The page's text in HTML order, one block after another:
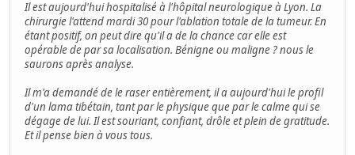
Il est aujourd'hui hospitalisé à l'hôpital neurologique à Lyon. La
chirurgie l'attend mardi 30 pour l'ablation totale de la tumeur. En
étant positif, on peut dire qu'il a de la chance car elle est
opérable de par sa localisation. Bénigne ou maligne ? nous le
saurons après analyse.
Il m'a demandé de le raser entièrement, il a aujourd'hui le profil
d'un lama tibétain, tant par le physique que par le calme qui se
dégage de lui. Il est souriant, confiant, drôle et plein de gratitude.
Et il pense bien à vous tous.